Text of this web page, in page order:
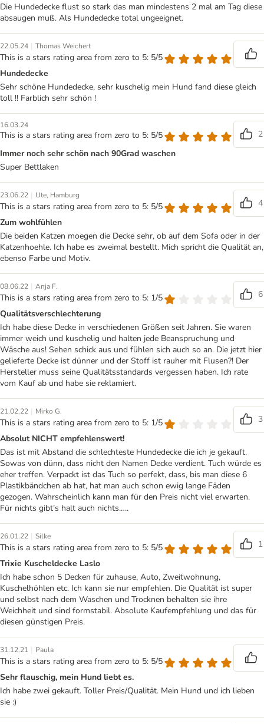
Die Hundedecke flust so stark das man mindestens 2 mal am Tag diese
absaugen muß. Als Hundedecke total ungeeignet.
22.05.24 | Thomas Weichert
This is a stars rating area from zero to 5: 5/5
Hundedecke
Sehr schöne Hundedecke, sehr kuschelig mein Hund fand diese gleich
toll !! Farblich sehr schön !
16.03.24
This is a stars rating area from zero to 5: 5/5
2
Immer noch sehr schön nach 90Grad waschen
Super Bettlaken
23.06.22 | Ute, Hamburg
This is a stars rating area from zero to 5: 5/5
4
Zum wohlfühlen
Die beiden Katzen moegen die Decke sehr, ob auf dem Sofa oder in der
Katzenhoehle. Ich habe es zweimal bestellt. Mich spricht die Qualität an,
ebenso Farbe und Motiv.
08.06.22 | Anja F.
This is a stars rating area from zero to 5: 1/5
6
Qualitätsverschlechterung
Ich habe diese Decke in verschiedenen Größen seit Jahren. Sie waren
immer weich und kuschelig und halten jede Beanspruchung und
Wäsche aus! Sehen schick aus und fühlen sich auch so an. Die jetzt hier
gelieferte Decke ist dünner und der Stoff ist rauher mit Flusen?! Der
Hersteller muss seine Qualitätsstandards vergessen haben. Ich rate
vom Kauf ab und habe sie reklamiert.
21.02.22 | Mirko G.
This is a stars rating area from zero to 5: 1/5
3
Absolut NICHT empfehlenswert!
Das ist mit Abstand die schlechteste Hundedecke die ich je gekauft.
Sowas von dünn, dass nicht den Namen Decke verdient. Tuch würde es
eher treffen. Verpackt ist das Tuch so perfekt, dass, bis man diese 6
Plastikbändchen ab hat, hat man auch schon ewig lange Fäden
gezogen. Wahrscheinlich kann man für den Preis nicht viel erwarten.
Für nichts gibt’s halt auch nichts…..
26.01.22 | Silke
This is a stars rating area from zero to 5: 5/5
1
Trixie Kuscheldecke Laslo
Ich habe schon 5 Decken für zuhause, Auto, Zweitwohnung,
Kuschelhöhlen etc. Ich kann sie nur empfehlen. Die Qualität ist super
und selbst nach dem Waschen und Trocknen behalten sie ihre
Weichheit und sind formstabil. Absolute Kaufempfehlung und das für
diesen günstigen Preis.
31.12.21 | Paula
This is a stars rating area from zero to 5: 5/5
Sehr flauschig, mein Hund liebt es.
Ich habe zwei gekauft. Toller Preis/Qualität. Mein Hund und ich lieben
sie :)